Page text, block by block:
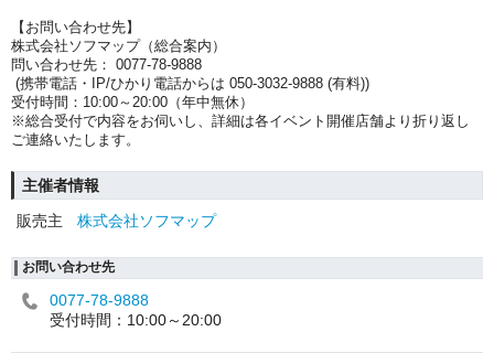
【お問い合わせ先】
株式会社ソフマップ（総合案内）
問い合わせ先： 0077-78-9888
(携帯電話・IP/ひかり電話からは 050-3032-9888 (有料))
受付時間：10:00～20:00（年中無休）
※総合受付で内容をお伺いし、詳細は各イベント開催店舗より折り返し
ご連絡いたします。
主催者情報
販売主
株式会社ソフマップ
お問い合わせ先
0077-78-9888
受付時間：10:00～20:00